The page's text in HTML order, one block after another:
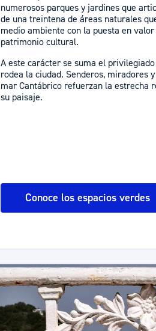
numerosos parques y jardines que
de una treintena de áreas naturales
medio ambiente con la puesta en
patrimonio cultural.
A este carácter se suma el
rodea la ciudad. Senderos, miradores
mar Cantábrico refuerzan la estrecha
su paisaje.
Conoce los espacios verdes